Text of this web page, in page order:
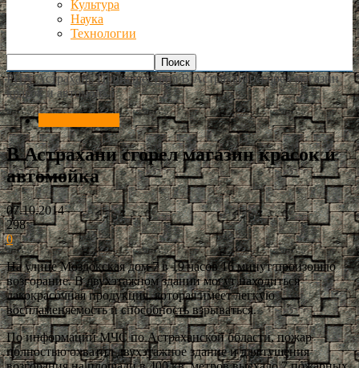
Культура
Наука
Технологии
РИА Астрахань Происшествия В Астрахани сгорел магазин
красок и автомойка
В Астрахани сгорел магазин красок и
автомойка
07.10.2014
298
0
На улице Моздокская дом 7 в 19 часов 16 минут произошло
возгорание. В двухэтажном здании могут находиться
лакокрасочная продукция, которая имеет легкую
воспламеняемость и способность взрываться.
По информации МЧС по Астраханской области, пожар
полностью охватил двухэтажное здание и для тушения